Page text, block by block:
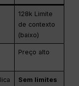
128k Limite
de contexto
(baixo)
Preço alto
Sem limites